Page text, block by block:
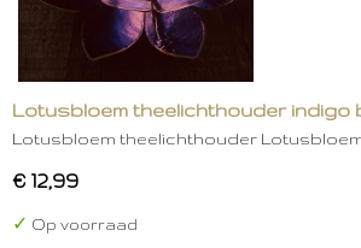
Lotusbloem theelichthouder indigo
Lotusbloem theelichthouder
€ 12,99
✓ Op voorraad